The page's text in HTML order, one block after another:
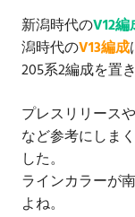
新潟時代のV12編
潟時代のV13編成
205系2編成を置
プレスリリース
など参考にしま
した。
ラインカラーが
よね。